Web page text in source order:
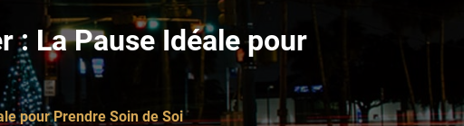
: La Pause Idéale pour
pour Prendre Soin de Soi